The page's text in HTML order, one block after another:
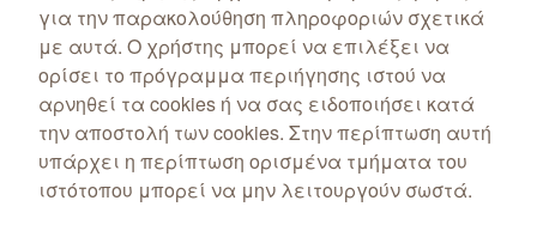
για την παρακολούθηση πληροφοριών σχετικά
με αυτά. Ο χρήστης μπορεί να επιλέξει να
ορίσει το πρόγραμμα περιήγησης ιστού να
αρνηθεί τα cookies ή να σας ειδοποιήσει κατά
την αποστολή των cookies. Στην περίπτωση αυτή
υπάρχει η περίπτωση ορισμένα τμήματα του
ιστότοπου μπορεί να μην λειτουργούν σωστά.